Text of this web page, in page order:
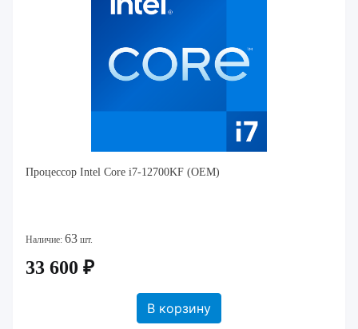
Процессор Intel Core i7-12700KF (OEM)
Наличие: 63 шт.
33 600 ₽
В корзину